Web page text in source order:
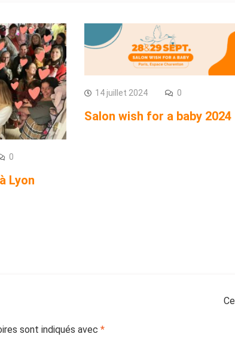
0
Lyon
14 juillet 2024 0
Salon wish for a baby 2024
sont indiqués avec *
Ce